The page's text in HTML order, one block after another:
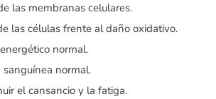
las membranas celulares.
las células frente al daño oxidativo.
normal.
normal.
el cansancio y la fatiga.